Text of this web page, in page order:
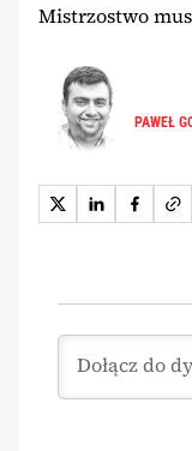
Mistrzostwo
PAWEŁ